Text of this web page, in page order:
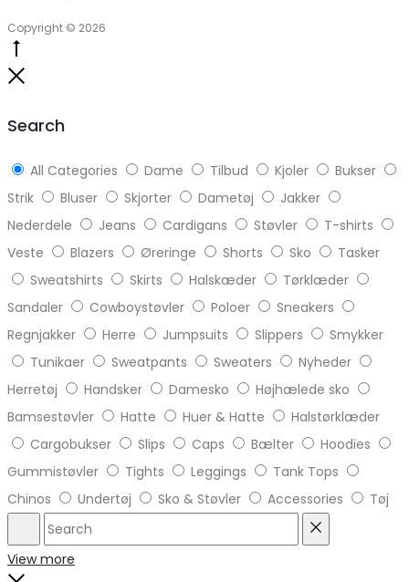
Copyright © 2026
Search
All Categories Dame Tilbud Kjoler
Bukser
Strik
Bluser Skjorter Dametøj
Jakker
Nederdele
Jeans Cardigans Støvler
T-shirts
Veste
Blazers Øreringe Shorts Sko
Tasker
Sweatshirts
Skirts Halskæder
Tørklæder
Sandaler
Cowboystøvler Poloer
Sneakers
Regnjakker
Herre Jumpsuits Slippers
Smykker
Tunikaer
Sweatpants Sweaters
Nyheder
Herretøj
Handsker Damesko
Højhælede sko
Bamsestøvler
Hatte Huer & Hatte
Halstørklæder
Cargobukser
Slips Caps Bælter
Hoodies
Gummistøvler
Tights Leggings
Tank Tops
Chinos
Undertøj Sko & Støvler Accessories Tøj
Search
View more